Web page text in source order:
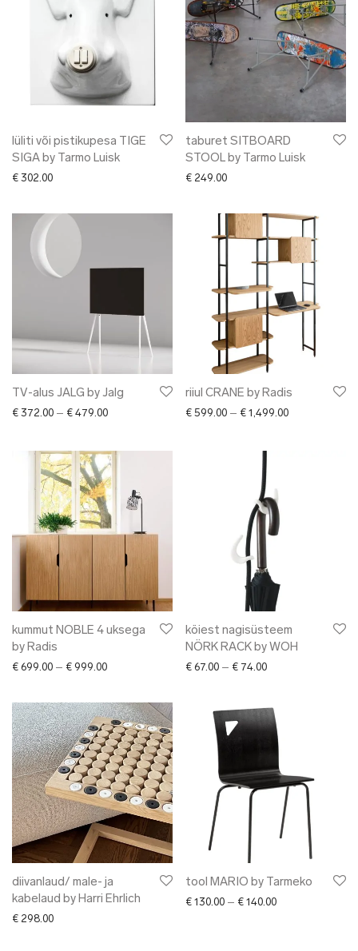
lüliti või pistikupesa TIGE
SIGA by Tarmo Luisk
€ 302.00
taburet SITBOARD
STOOL by Tarmo Luisk
€ 249.00
TV-alus JALG by Jalg
€ 372.00 – € 479.00Price range: € 372.00 through € 479.00
riiul CRANE by Radis
€ 599.00 – € 1,499.00Price range: €
kummut NOBLE 4 uksega
by Radis
€ 699.00 – € 999.00Price range: € 699.00 through € 999.00
köiest nagisüsteem
NÖRK RACK by WOH
€ 67.00 – € 74.00Price range: €
diivanlaud/ male- ja
kabelaud by Harri Ehrlich
€ 298.00
tool MARIO by Tarmeko
€ 130.00 – € 140.00Price range: €